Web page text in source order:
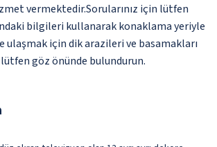
vermektedir.Sorularınız için lütfen
bilgileri kullanarak konaklama yeriyle
için dik arazileri ve basamakları
göz önünde bulundurun.